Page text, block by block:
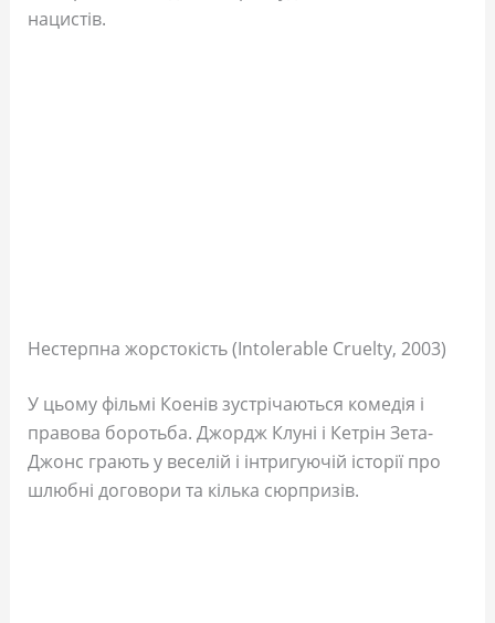
нацистів.
Нестерпна жорстокість (Intolerable Cruelty, 2003)
У цьому фільмі Коенів зустрічаються комедія і
правова боротьба. Джордж Клуні і Кетрін Зета-
Джонс грають у веселій і інтригуючій історії про
шлюбні договори та кілька сюрпризів.